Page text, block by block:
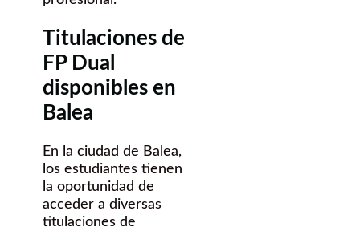
Titulaciones de
FP Dual
disponibles en
Balea
En la ciudad de Balea,
los estudiantes tienen
la oportunidad de
acceder a diversas
titulaciones de